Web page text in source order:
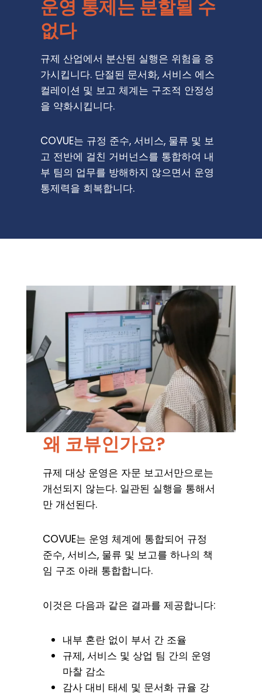
운영 통제는 분할될 수
없다
규제 산업에서 분산된 실행은 위험을 증
가시킵니다. 단절된 문서화, 서비스 에스
컬레이션 및 보고 체계는 구조적 안정성
을 약화시킵니다.
COVUE는 규정 준수, 서비스, 물류 및 보
고 전반에 걸친 거버넌스를 통합하여 내
부 팀의 업무를 방해하지 않으면서 운영
통제력을 회복합니다.
왜 코뷰인가요?
규제 대상 운영은 자문 보고서만으로는
개선되지 않는다. 일관된 실행을 통해서
만 개선된다.
COVUE는 운영 체계에 통합되어 규정
준수, 서비스, 물류 및 보고를 하나의 책
임 구조 아래 통합합니다.
이것은 다음과 같은 결과를 제공합니다:
내부 혼란 없이 부서 간 조율
규제, 서비스 및 상업 팀 간의 운영
마찰 감소
감사 대비 태세 및 문서화 규율 강